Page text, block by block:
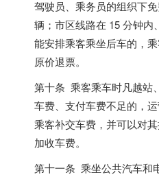
驾驶员、乘务员的组织下
辆；市区线路在 15 分钟内
能安排乘客乘坐后车的，
原价退票。
第十条 乘客乘车时凡越站
车费、支付车费不足的，
乘客补交车费，并可以对
加收车费。
第十一条 乘坐公共汽车和